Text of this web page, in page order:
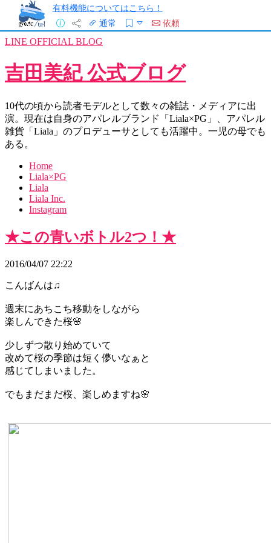
有料機能についてはこちら！
通常
依頼